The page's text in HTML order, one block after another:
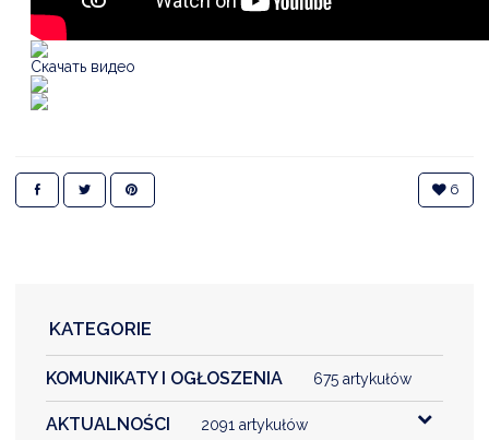
Скачать видео
6
KATEGORIE
KOMUNIKATY I OGŁOSZENIA 675 artykułów
AKTUALNOŚCI 2091 artykułów